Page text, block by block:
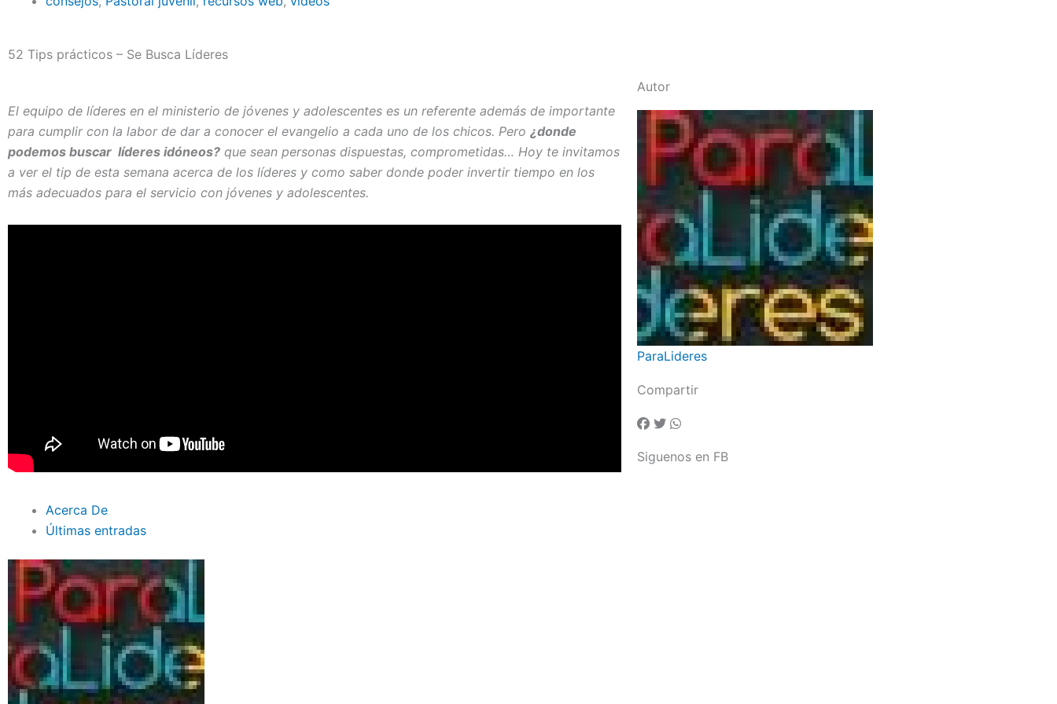
52 Tips prácticos – Se Busca Líderes
El equipo de líderes en el ministerio de jóvenes y adolescentes es un referente además de importante
para cumplir con la labor de dar a conocer el evangelio a cada uno de los chicos. Pero ¿donde
podemos buscar líderes idóneos? que sean personas dispuestas, comprometidas… Hoy te invitamos
a ver el tip de esta semana acerca de los líderes y como saber donde poder invertir tiempo en los
más adecuados para el servicio con jóvenes y adolescentes.
Acerca De
Últimas entradas
Autor
ParaLideres
Compartir
Siguenos en FB